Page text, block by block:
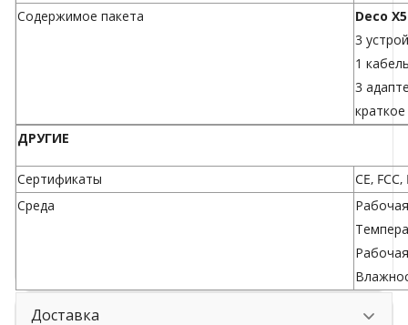
Содержимое пакета
Deco
3
1
3
ДРУГИЕ
Сертификаты
CE,
Среда
Доставка